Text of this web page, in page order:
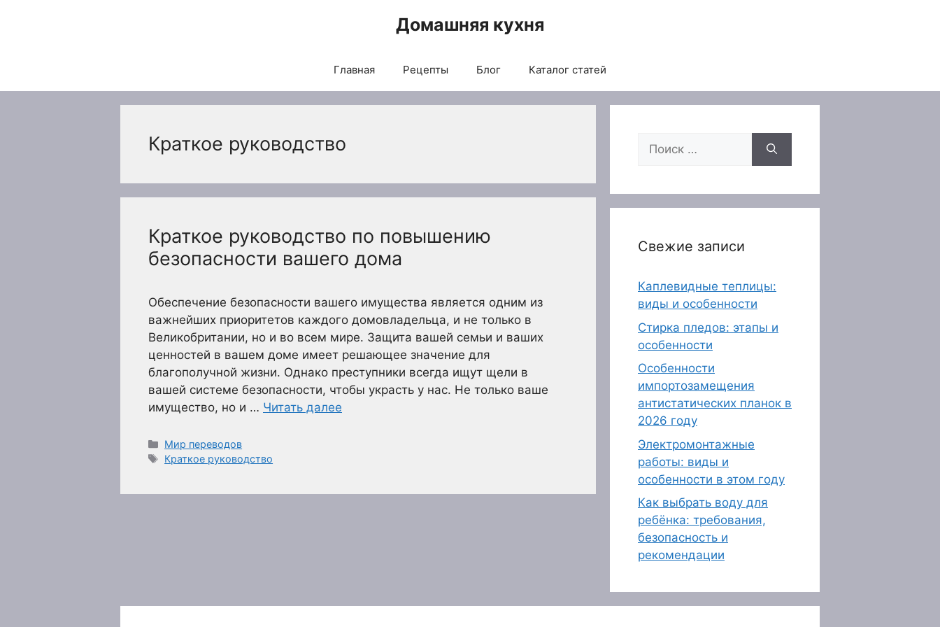
Домашняя кухня
Главная Рецепты Блог Каталог статей
Краткое руководство
Краткое руководство по повышению
безопасности вашего дома
Обеспечение безопасности вашего имущества является одним из
важнейших приоритетов каждого домовладельца, и не только в
Великобритании, но и во всем мире. Защита вашей семьи и ваших
ценностей в вашем доме имеет решающее значение для
благополучной жизни. Однако преступники всегда ищут щели в
вашей системе безопасности, чтобы украсть у нас. Не только ваше
имущество, но и … Читать далее
Рубрики
Мир переводов
Метки
Краткое руководство
Поиск:
Свежие записи
Каплевидные теплицы:
виды и особенности
Стирка пледов: этапы и
особенности
Особенности
импортозамещения
антистатических планок в
2026 году
Электромонтажные
работы: виды и
особенности в этом году
Как выбрать воду для
ребёнка: требования,
безопасность и
рекомендации